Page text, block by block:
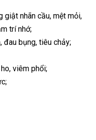
giật nhãn cầu, mệt mỏi,
trí nhớ;
đau bụng, tiêu chảy;
viêm phổi;